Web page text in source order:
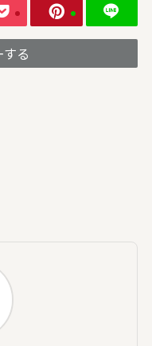
る